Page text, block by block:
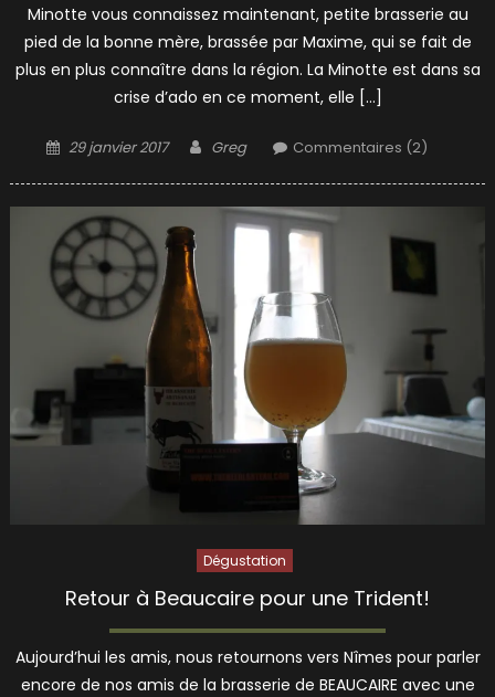
Minotte vous connaissez maintenant, petite brasserie au
pied de la bonne mère, brassée par Maxime, qui se fait de
plus en plus connaître dans la région. La Minotte est dans sa
crise d’ado en ce moment, elle […]
Posted
29 janvier 2017 Author
Greg Commentaires (2)
Dégustation
Retour à Beaucaire pour une Trident!
Aujourd’hui les amis, nous retournons vers Nîmes pour parler
encore de nos amis de la brasserie de BEAUCAIRE avec une